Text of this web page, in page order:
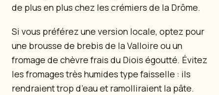
de plus en plus chez les crémiers de la Drôme.
Si vous préférez une version locale, optez pour
une brousse de brebis de la Valloire ou un
fromage de chèvre frais du Diois égoutté. Évitez
les fromages très humides type faisselle : ils
rendraient trop d’eau et ramolliraient la pâte.